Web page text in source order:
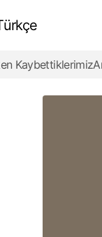
İskele
Kaybettiklerimiz